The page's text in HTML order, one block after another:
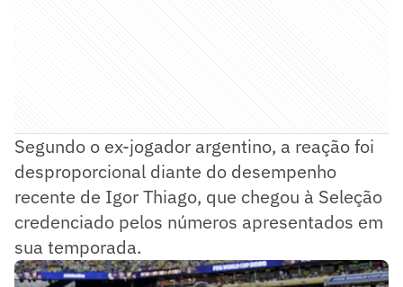
Segundo o ex-jogador argentino, a reação foi
desproporcional diante do desempenho
recente de Igor Thiago, que chegou à Seleção
credenciado pelos números apresentados em
sua temporada.